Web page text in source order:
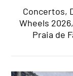
Concertos,
Wheels
Praia de